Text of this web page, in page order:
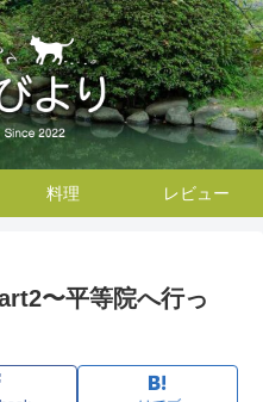
料理 レビュー
〜平等院へ行っ